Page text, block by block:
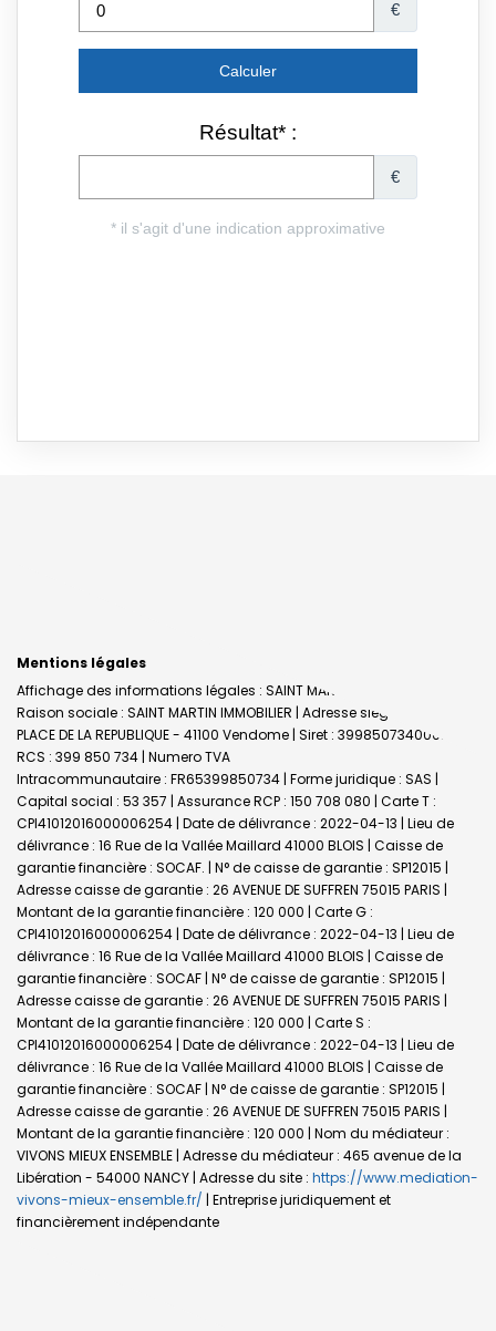
Mentions légales
Affichage des informations légales : SAINT MARTIN IMMOBILIER |
Raison sociale : SAINT MARTIN IMMOBILIER | Adresse siège social : 29
PLACE DE LA REPUBLIQUE - 41100 Vendome | Siret : 39985073400035 |
RCS : 399 850 734 | Numero TVA
Intracommunautaire : FR65399850734 | Forme juridique : SAS |
Capital social : 53 357 | Assurance RCP : 150 708 080 | Carte T :
CPI41012016000006254 | Date de délivrance : 2022-04-13 | Lieu de
délivrance : 16 Rue de la Vallée Maillard 41000 BLOIS | Caisse de
garantie financière : SOCAF. | N° de caisse de garantie : SP12015 |
Adresse caisse de garantie : 26 AVENUE DE SUFFREN 75015 PARIS |
Montant de la garantie financière : 120 000 | Carte G :
CPI41012016000006254 | Date de délivrance : 2022-04-13 | Lieu de
délivrance : 16 Rue de la Vallée Maillard 41000 BLOIS | Caisse de
garantie financière : SOCAF | N° de caisse de garantie : SP12015 |
Adresse caisse de garantie : 26 AVENUE DE SUFFREN 75015 PARIS |
Montant de la garantie financière : 120 000 | Carte S :
CPI41012016000006254 | Date de délivrance : 2022-04-13 | Lieu de
délivrance : 16 Rue de la Vallée Maillard 41000 BLOIS | Caisse de
garantie financière : SOCAF | N° de caisse de garantie : SP12015 |
Adresse caisse de garantie : 26 AVENUE DE SUFFREN 75015 PARIS |
Montant de la garantie financière : 120 000 | Nom du médiateur :
VIVONS MIEUX ENSEMBLE | Adresse du médiateur : 465 avenue de la
Libération - 54000 NANCY | Adresse du site : https://www.mediation-
vivons-mieux-ensemble.fr/ | Entreprise juridiquement et
financièrement indépendante